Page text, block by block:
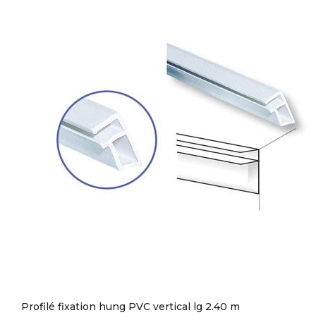
Profilé fixation hung PVC vertical lg 2.40 m